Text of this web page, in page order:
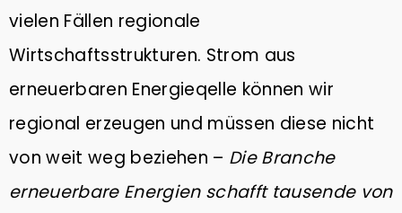
vielen Fällen regionale
Wirtschaftsstrukturen. Strom aus
erneuerbaren Energieqelle können wir
regional erzeugen und müssen diese nicht
von weit weg beziehen – Die Branche
erneuerbare Energien schafft tausende von